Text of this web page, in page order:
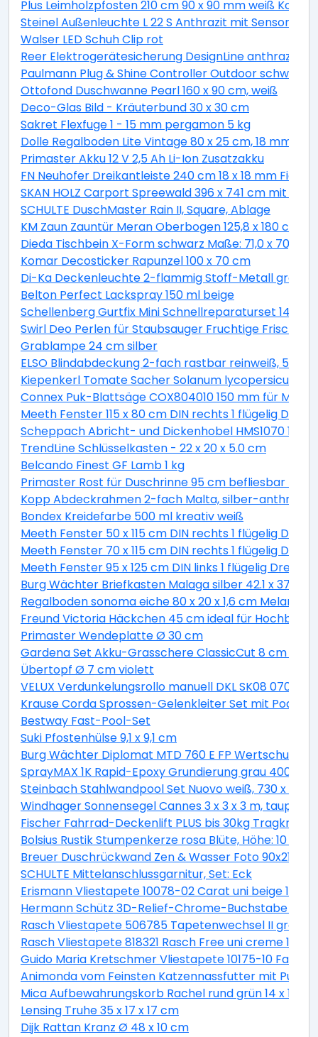
Plus Leimholzpfosten 210 cm 90 x 90 mm weiß Kopf
Steinel Außenleuchte L 22 S Anthrazit mit Sensor
Walser LED Schuh Clip rot
Reer Elektrogerätesicherung DesignLine anthrazit
Paulmann Plug & Shine Controller Outdoor schwarz
Ottofond Duschwanne Pearl 160 x 90 cm, weiß
Deco-Glas Bild - Kräuterbund 30 x 30 cm
Sakret Flexfuge 1 - 15 mm pergamon 5 kg
Dolle Regalboden Lite Vintage 80 x 25 cm, 18 mm,
Primaster Akku 12 V 2,5 Ah Li-Ion Zusatzakku
FN Neuhofer Dreikantleiste 240 cm 18 x 18 mm
SKAN HOLZ Carport Spreewald 396 x 741 cm mit
SCHULTE DuschMaster Rain II, Square, Ablage
KM Zaun Zauntür Meran Oberbogen 125,8 x 180 cm,
Dieda Tischbein X-Form schwarz Maße: 71,0 x 70,0 x
Komar Decosticker Rapunzel 100 x 70 cm
Di-Ka Deckenleuchte 2-flammig Stoff-Metall grau-
Belton Perfect Lackspray 150 ml beige
Schellenberg Gurtfix Mini Schnellreparaturset 14
Swirl Deo Perlen für Staubsauger Fruchtige Frische 4
Grablampe 24 cm silber
ELSO Blindabdeckung 2-fach rastbar reinweiß,
Kiepenkerl Tomate Sacher Solanum lycopersicum,
Connex Puk-Blattsäge COX804010 150 mm für Metall
Meeth Fenster 115 x 80 cm DIN rechts 1 flügelig
Scheppach Abricht- und Dickenhobel HMS1070
TrendLine Schlüsselkasten - 22 x 20 x 5.0 cm
Belcando Finest GF Lamb 1 kg
Primaster Rost für Duschrinne 95 cm befliesbar
Kopp Abdeckrahmen 2-fach Malta, silber-anthrazit,
Bondex Kreidefarbe 500 ml kreativ weiß
Meeth Fenster 50 x 115 cm DIN rechts 1 flügelig
Meeth Fenster 70 x 115 cm DIN rechts 1 flügelig
Meeth Fenster 95 x 125 cm DIN links 1 flügelig Dreh-
Burg Wächter Briefkasten Malaga silber 42.1 x 37.7 x
Regalboden sonoma eiche 80 x 20 x 1,6 cm
Freund Victoria Häckchen 45 cm ideal für
Primaster Wendeplatte Ø 30 cm
Gardena Set Akku-Grasschere ClassicCut 8 cm
Übertopf Ø 7 cm violett
VELUX Verdunkelungsrollo manuell DKL SK08 0705S
Krause Corda Sprossen-Gelenkleiter Set mit Podest
Bestway Fast-Pool-Set
Suki Pfostenhülse 9,1 x 9,1 cm
Burg Wächter Diplomat MTD 760 E FP
SprayMAX 1K Rapid-Epoxy Grundierung grau 400ml
Steinbach Stahlwandpool Set Nuovo weiß, 730 x 366
Windhager Sonnensegel Cannes 3 x 3 x 3 m, taupe
Fischer Fahrrad-Deckenlift PLUS bis 30kg Tragkraft
Bolsius Rustik Stumpenkerze rosa Blüte, Höhe: 10 cm,
Breuer Duschrückwand Zen & Wasser Foto
SCHULTE Mittelanschlussgarnitur, Set: Eck
Erismann Vliestapete 10078-02 Carat uni beige 10,05
Hermann Schütz 3D-Relief-Chrome-Buchstabe C
Rasch Vliestapete 506785 Tapetenwechsel II
Rasch Vliestapete 818321 Rasch Free uni creme 10,05
Guido Maria Kretschmer Vliestapete 10175-10
Animonda vom Feinsten Katzennassfutter mit Pute
Mica Aufbewahrungskorb Rachel rund grün 14 x 14
Lensing Truhe 35 x 17 x 17 cm
Dijk Rattan Kranz Ø 48 x 10 cm